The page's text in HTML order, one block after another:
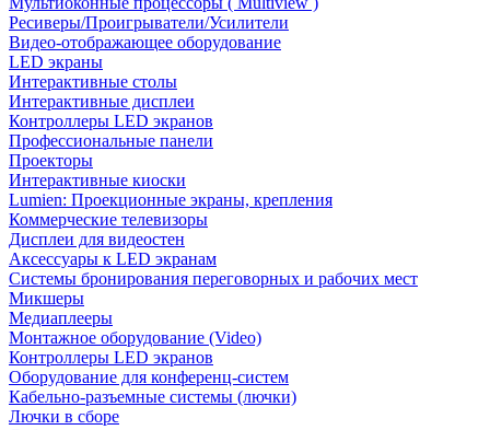
Ресиверы/Проигрыватели/Усилители
Видео-отображающее оборудование
LED экраны
Интерактивные столы
Интерактивные дисплеи
Контроллеры LED экранов
Профессиональные панели
Проекторы
Интерактивные киоски
Lumien: Проекционные экраны, крепления
Коммерческие телевизоры
Дисплеи для видеостен
Аксессуары к LED экранам
Системы бронирования переговорных и рабочих мест
Микшеры
Медиаплееры
Монтажное оборудование (Video)
Контроллеры LED экранов
Оборудование для конференц-систем
Кабельно-разъемные системы (лючки)
Лючки в сборе